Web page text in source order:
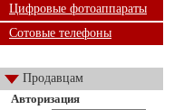
Цифровые фотоаппараты
Сотовые телефоны
Продавцам
Авторизация